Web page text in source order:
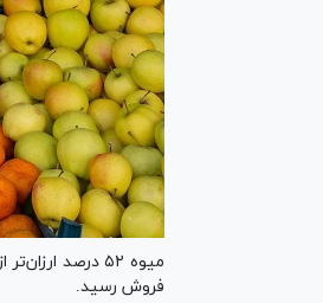
فروش رسید.